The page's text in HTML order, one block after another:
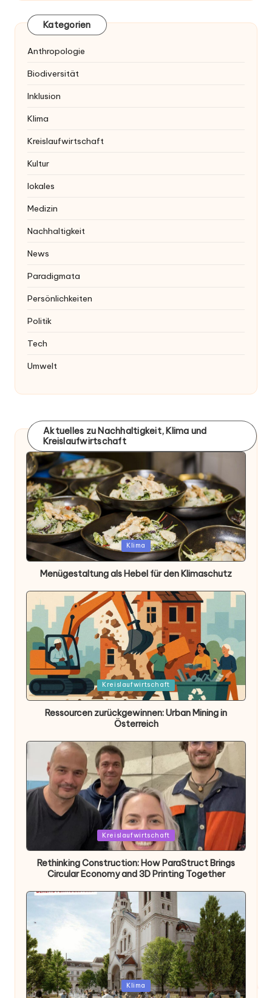
Kategorien
Anthropologie
Biodiversität
Inklusion
Klima
Kreislaufwirtschaft
Kultur
lokales
Medizin
Nachhaltigkeit
News
Paradigmata
Persönlichkeiten
Politik
Tech
Umwelt
Aktuelles zu Nachhaltigkeit, Klima und
Kreislaufwirtschaft
Posted
in
Klima
Menügestaltung als Hebel für den Klimaschutz
Posted
in
Kreislaufwirtschaft
Ressourcen zurückgewinnen: Urban Mining in
Österreich
Kreislaufwirtschaft
Rethinking Construction: How ParaStruct Brings
Circular Economy and 3D Printing Together
Posted
in
Klima